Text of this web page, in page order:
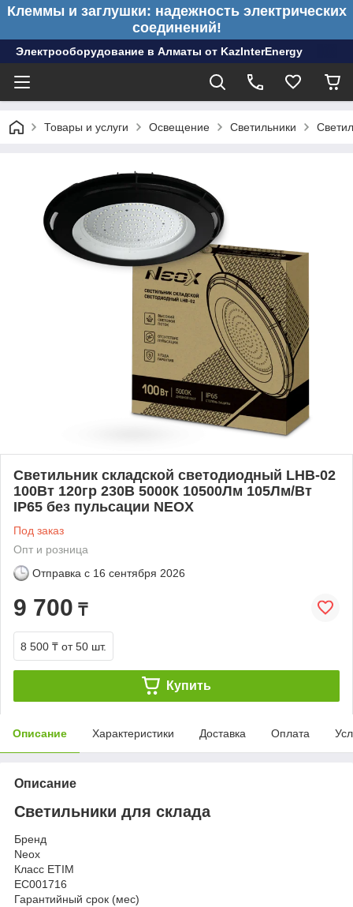
Клеммы и заглушки: надежность электрических
соединений!
Электрооборудование в Алматы от KazInterEnergy
Товары и услуги Освещение Светильники
Светильник складской светодиодный LHB-02
100Вт 120гр 230В 5000К 10500Лм 105Лм/Вт
IP65 без пульсации NEOX
Под заказ
Опт и розница
Отправка с 16 сентября 2026
9 700 ₸
8 500 ₸ от 50 шт.
Купить
Описание Характеристики Доставка Оплата
Описание
Светильники для склада
Бренд
Neox
Класс ETIM
EC001716
Гарантийный срок (мес)